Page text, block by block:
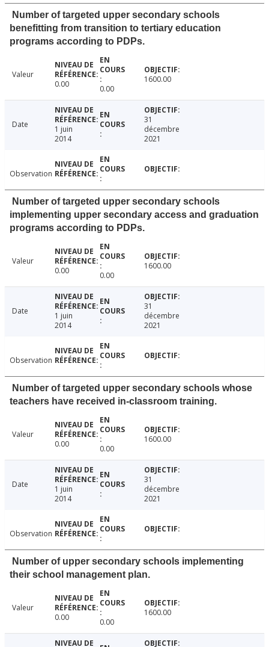
Number of targeted upper secondary schools
benefitting from transition to tertiary education
programs according to PDPs.
Valeur
0.00
0.00
1600.00
Date
1 juin
2014
31
décembre
2021
Observation
Number of targeted upper secondary schools
implementing upper secondary access and graduation
programs according to PDPs.
Valeur
0.00
0.00
1600.00
Date
1 juin
2014
31
décembre
2021
Observation
Number of targeted upper secondary schools whose
teachers have received in-classroom training.
Valeur
0.00
0.00
1600.00
Date
1 juin
2014
31
décembre
2021
Observation
Number of upper secondary schools implementing
their school management plan.
Valeur
0.00
0.00
1600.00